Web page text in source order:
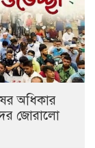
অধিকার
জোরালো